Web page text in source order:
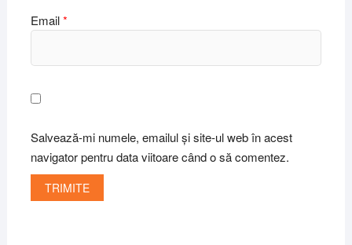
Email*
Salvează-mi numele, emailul și site-ul web în acest
navigator pentru data viitoare când o să comentez.